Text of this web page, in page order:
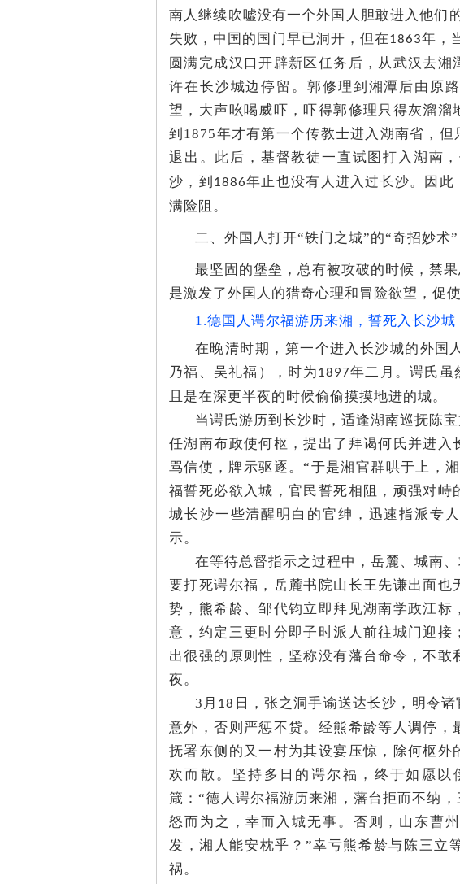
南人继续吹嘘没有一个外国人胆敢进入他们
失败，中国的国门早已洞开，但在1863年，
圆满完成汉口开辟新区任务后，从武汉去
许在长沙城边停留。郭修理到湘潭后由原
望，大声吆喝威吓，吓得郭修理只得灰溜
到1875年才有第一个传教士进入湖南省，
退出。此后，基督教徒一直试图打入湖南，
沙，到 1886年止也没有人进入过长沙。因
满险阻。
二、外国人打开“铁门之城”的“奇招妙术”
最坚固的堡垒，总有被攻破的时候，禁
是激发了外国人的猎奇心理和冒险欲望，促
1.德国人谔尔福游历来湘，誓死入长沙城
在晚清时期，第一个进入长沙城的外国
乃福、吴礼福），时为1897年二月。谔氏虽
且是在深更半夜的时候偷偷摸摸地进的城。
当谔氏游历到长沙时，适逢湖南巡抚陈
任湖南布政使何枢，提出了拜谒何氏并进
骂信使，牌示驱逐。“于是湘官群哄于上，
福誓死必欲入城，官民誓死相阻，顽强对
城长沙一些清醒明白的官绅，迅速指派专
示。
在等待总督指示之过程中，岳麓、城南
要打死谔尔福，岳麓书院山长王先谦出面
势，熊希龄、邹代钧立即拜见湖南学政江
意，约定三更时分即子时派人前往城门迎
出很强的原则性，坚称没有藩台命令，不
夜。
3月 18 日，张之洞手谕送达长沙，明令
意外，否则严惩不贷。经熊希龄等人调停
抚署东侧的又一村为其设宴压惊，除何枢
欢而散。坚持多日的谔尔福，终于如愿
箴：“德人谔尔福游历来湘，藩台拒而不纳
怒而为之，幸而入城无事。否则，山东曹
发，湘人能安枕乎？”幸亏熊希龄与陈三立
祸。